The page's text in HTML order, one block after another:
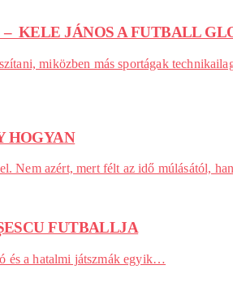
KELE JÁNOS A FUTBALL
miközben más sportágak
HOGYAN
Nem azért, mert félt az idő múlásától,
FUTBALLJA
és a hatalmi játszmák egyik…